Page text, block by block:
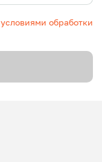
условиями обработки